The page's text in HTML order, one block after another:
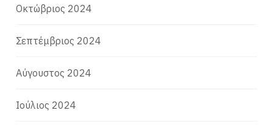
Οκτώβριος 2024
Σεπτέμβριος 2024
Αύγουστος 2024
Ιούλιος 2024